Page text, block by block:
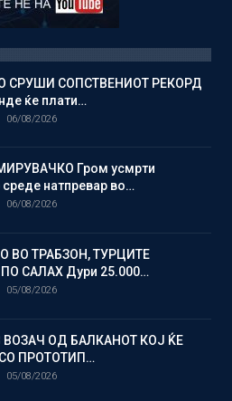
СРУШИ СОПСТВЕНИОТ РЕКОРД
ќе плати…
06/08/2026
Гром усмрти
натпревар во…
06/08/2026
ВО ТРАБЗОН, ТУРЦИТЕ
САЛАХ Дури 25.000…
05/08/2026
ВОЗАЧ ОД БАЛКАНОТ КОЈ ЌЕ
ПРОТОТИП…
05/08/2026